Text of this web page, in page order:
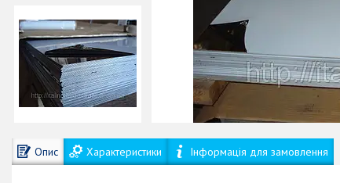
Опис Характеристики Інформація для замовлення